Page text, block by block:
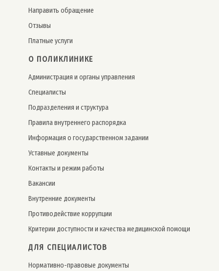
Направить обращение
Отзывы
Платные услуги
О ПОЛИКЛИНИКЕ
Администрация и органы управления
Специалисты
Подразделения и структура
Правила внутреннего распорядка
Информация о государственном задании
Уставные документы
Контакты и режим работы
Вакансии
Внутренние документы
Противодействие коррупции
Критерии доступности и качества медицинской помощи
ДЛЯ СПЕЦИАЛИСТОВ
Нормативно-правовые документы